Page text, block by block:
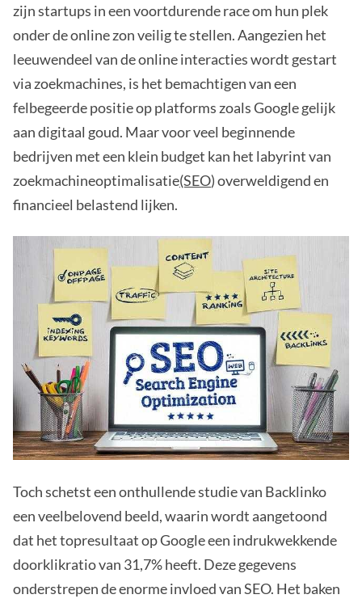
zijn startups in een voortdurende race om hun plek
onder de online zon veilig te stellen. Aangezien het
leeuwendeel van de online interacties wordt gestart
via zoekmachines, is het bemachtigen van een
felbegeerde positie op platforms zoals Google gelijk
aan digitaal goud. Maar voor veel beginnende
bedrijven met een klein budget kan het labyrint van
zoekmachineoptimalisatie(SEO) overweldigend en
financieel belastend lijken.
Toch schetst een onthullende studie van Backlinko
een veelbelovend beeld, waarin wordt aangetoond
dat het topresultaat op Google een indrukwekkende
doorklikratio van 31,7% heeft. Deze gegevens
onderstrepen de enorme invloed van SEO. Het baken